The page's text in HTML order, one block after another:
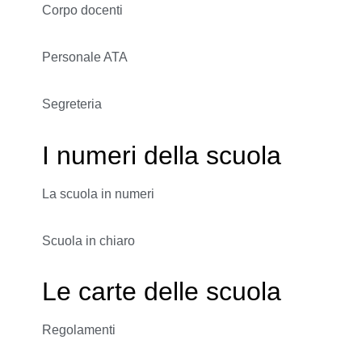
Corpo docenti
Personale ATA
Segreteria
I numeri della scuola
La scuola in numeri
Scuola in chiaro
Le carte delle scuola
Regolamenti